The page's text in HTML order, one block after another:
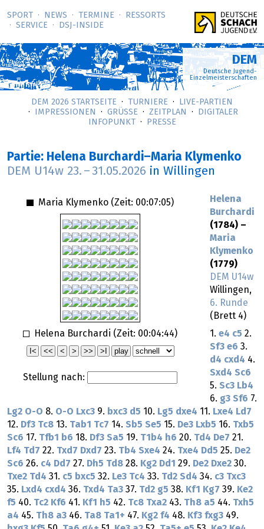
SPORT NEWS TERMINE
RESSORTS
SERVICE
DSJ-­INSIDE
DEM
Deutsche Jugend-
Einzelmeisterschaften
DEM 2026 STARTSEITE TURNIERE
LIVE-PARTIEN
IMPRESSIONEN
GRÜSSE ZEITPLAN
DIGITALER
INFOPUNKT
PRESSE
Partie: Helena Burchardi–Maria Klymenko
DEM U14w 23. – 31.05.2026 in Willingen
Maria Klymenko (Zeit: 00:07:05)
Helena Burchardi (Zeit: 00:04:44)
Stellung nach:
Helena
Burchardi
(1784) –
Maria
Klymenko
(1779)
DEM U14w
Willingen,
6. Runde
(Brett 4)
1. e4 c5 2.
Sf3 e6 3.
d4 cxd4 4.
Sxd4 Sc6
5. Sc3 Lb4
6. g3 Sf6 7.
Lg2 O-O 8. O-O Lxc3 9. bxc3 d5 10. Lg5 dxe4 11. Lxe4 Ld7
12. Df3 Tc8 13. Tab1 Tc7 14. Sb5 Se5 15. De3 Lxb5 16. Txb5
Sc6 17. Tfb1 b6 18. Df3 Sa5 19. T1b4 h6 20. Td4 De7 21.
Lf4 Td7 22. Txd7 Dxd7 23. Tb4 Sxe4 24. Txe4 Dd5 25. De2
Sc6 26. c4 Dd7 27. Dh5 Td8 28. Kg2 Dd1 29. De2 Dxe2 30.
Txe2 Td4 31. c5 bxc5 32. Le3 Tc4 33. Td2 Sd4 34. c3 Txc3
35. Lxd4 cxd4 36. Txd4 Ta3 37. Td2 g5 38. Kf1 Kg7 39. Ke2
f5 40. Tc2 Kf6 41. Kf1 h5 42. Tc8 Txa2 43. Th8 a5 44. Txh5
a4 45. Th8 a3 46. Ta8 Ta1+ 47. Kg2 f4 48. Kf3 fxg3 49.